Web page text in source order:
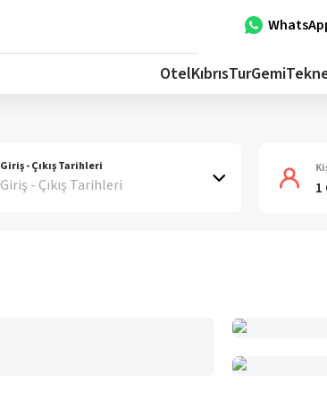
OtelKıbrısTurGemi
Giriş - Çıkış Tarihleri
Giriş - Çıkış Tarihleri 1